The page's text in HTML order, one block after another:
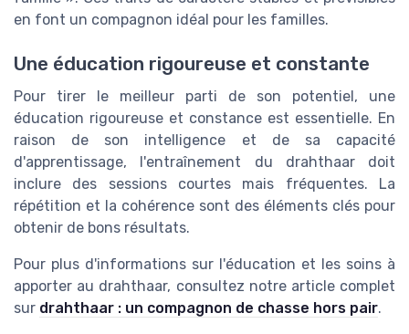
en font un compagnon idéal pour les familles.
Une éducation rigoureuse et constante
Pour tirer le meilleur parti de son potentiel, une
éducation rigoureuse et constance est essentielle. En
raison de son intelligence et de sa capacité
d'apprentissage, l'entraînement du drahthaar doit
inclure des sessions courtes mais fréquentes. La
répétition et la cohérence sont des éléments clés pour
obtenir de bons résultats.
Pour plus d'informations sur l'éducation et les soins à
apporter au drahthaar, consultez notre article complet
sur drahthaar : un compagnon de chasse hors pair.